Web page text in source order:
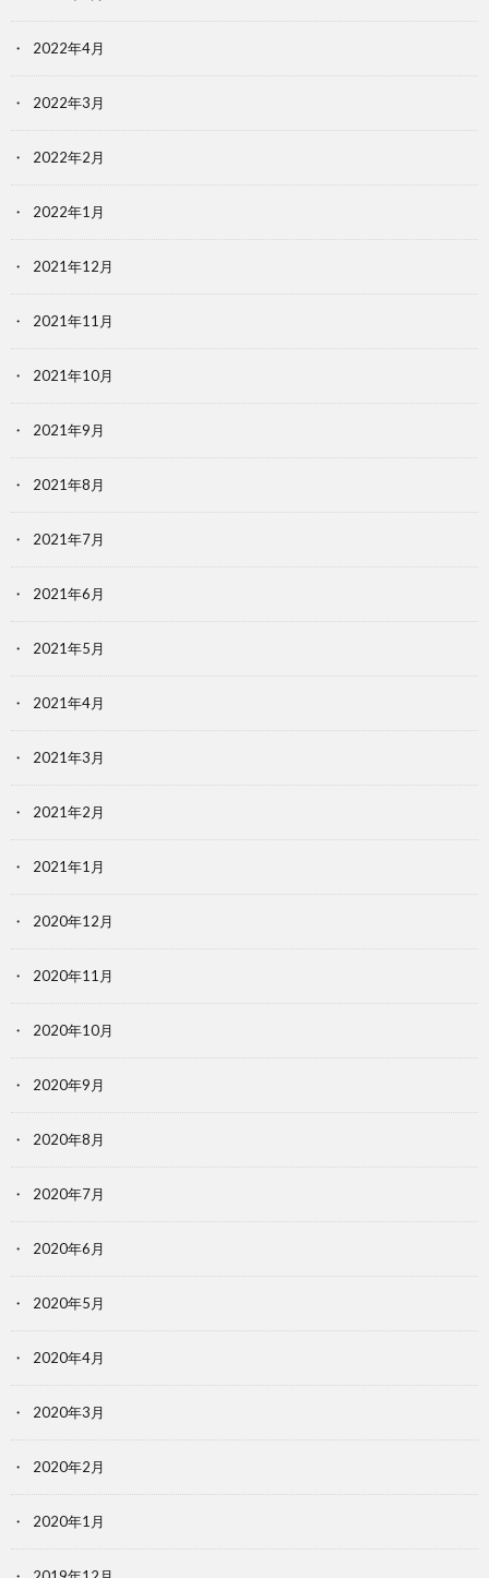
2022年4月
2022年3月
2022年2月
2022年1月
2021年12月
2021年11月
2021年10月
2021年9月
2021年8月
2021年7月
2021年6月
2021年5月
2021年4月
2021年3月
2021年2月
2021年1月
2020年12月
2020年11月
2020年10月
2020年9月
2020年8月
2020年7月
2020年6月
2020年5月
2020年4月
2020年3月
2020年2月
2020年1月